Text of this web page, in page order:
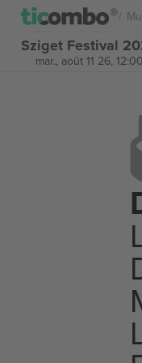
Sziget Festival
mar., août 11 26,